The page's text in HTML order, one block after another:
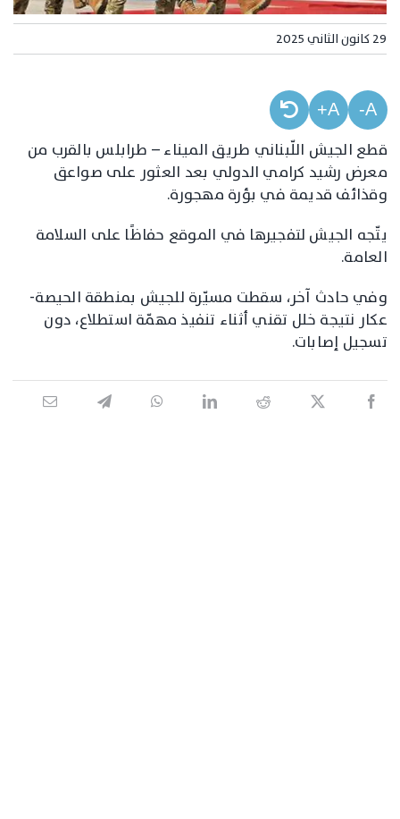
29 كانون الثاني 2025
A-
A+
قطع الجيش اللّبناني طريق الميناء – طرابلس بالقرب من
معرض رشيد كرامي الدولي بعد العثور على صواعق
وقذائف قديمة في بؤرة مهجورة.
يتّجه الجيش لتفجيرها في الموقع حفاظًا على السلامة
العامة.
وفي حادث آخر، سقطت مسيّرة للجيش بمنطقة الحيصة-
عكار نتيجة خلل تقني أثناء تنفيذ مهمّة استطلاع، دون
تسجيل إصابات.